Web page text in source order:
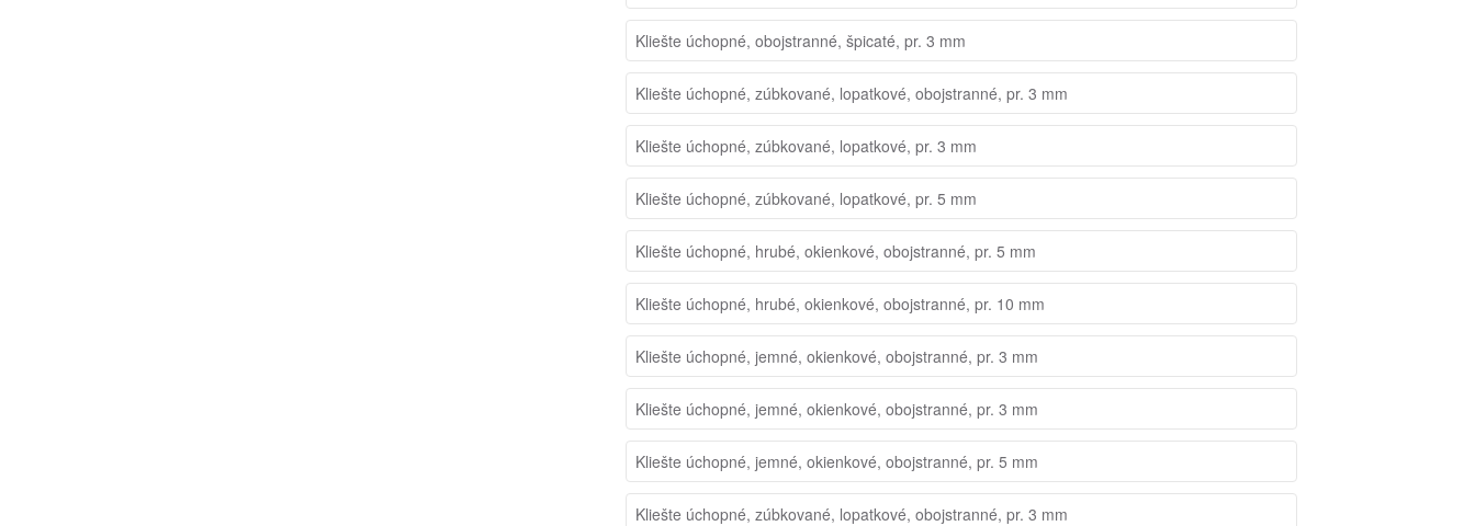
Kliešte úchopné, obojstranné, špicaté, pr. 3 mm
Kliešte úchopné, zúbkované, lopatkové, obojstranné, pr. 3 mm
Kliešte úchopné, zúbkované, lopatkové, pr. 3 mm
Kliešte úchopné, zúbkované, lopatkové, pr. 5 mm
Kliešte úchopné, hrubé, okienkové, obojstranné, pr. 5 mm
Kliešte úchopné, hrubé, okienkové, obojstranné, pr. 10 mm
Kliešte úchopné, jemné, okienkové, obojstranné, pr. 3 mm
Kliešte úchopné, jemné, okienkové, obojstranné, pr. 3 mm
Kliešte úchopné, jemné, okienkové, obojstranné, pr. 5 mm
Kliešte úchopné, zúbkované, lopatkové, obojstranné, pr. 3 mm